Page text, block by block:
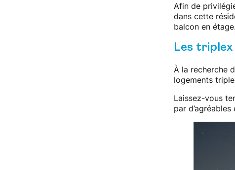
Afin de
dans cette
balcon en
Les triplex
À la recherche
logements
Laissez-vous
par